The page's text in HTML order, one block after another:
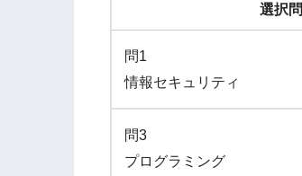
選択
問1
情報セキュリティ
問3
プログラミング